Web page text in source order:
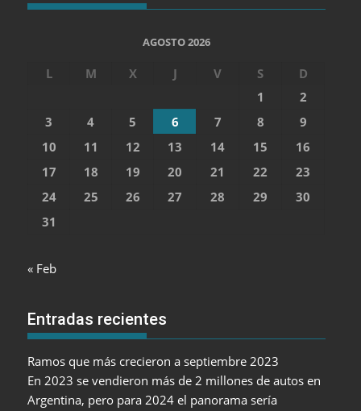
AGOSTO 2026
L M X J V S
D
1
2
3
4 5 6 7 8
9
10
11 12 13 14 15
16
17
18 19 20 21 22
23
24
25 26 27 28 29
30
31
« Feb
Entradas recientes
Ramos que más crecieron a septiembre 2023
En 2023 se vendieron más de 2 millones de autos en
Argentina, pero para 2024 el panorama sería